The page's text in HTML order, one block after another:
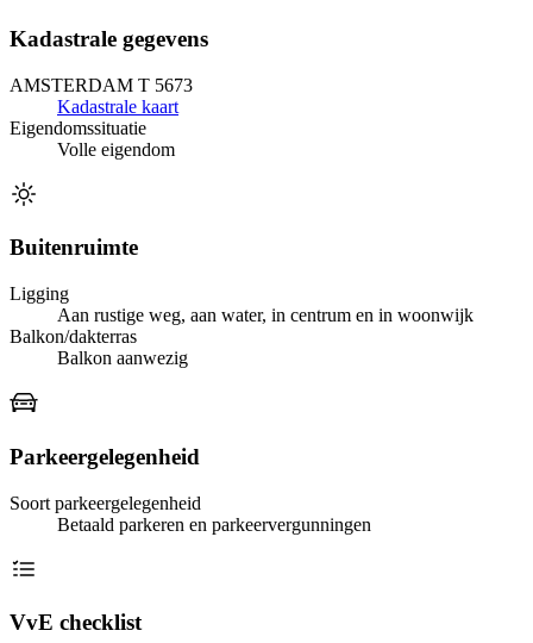
Kadastrale gegevens
AMSTERDAM T 5673
Kadastrale kaart
Eigendomssituatie
Volle eigendom
Buitenruimte
Ligging
Aan rustige weg, aan water, in centrum en in woonwijk
Balkon/dakterras
Balkon aanwezig
Parkeergelegenheid
Soort parkeergelegenheid
Betaald parkeren en parkeervergunningen
VvE checklist